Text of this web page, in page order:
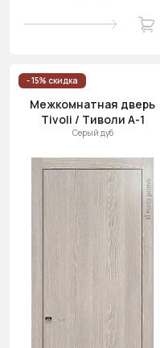
- 15% скидка
Межкомнатная дверь
Tivoli / Тиволи А-1
Серый дуб